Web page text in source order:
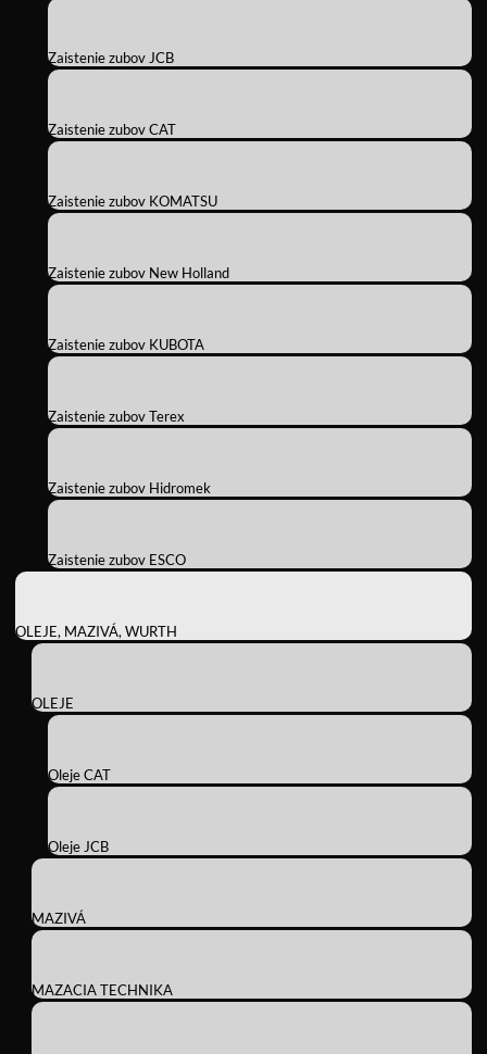
Zaistenie zubov JCB
Zaistenie zubov CAT
Zaistenie zubov KOMATSU
Zaistenie zubov New Holland
Zaistenie zubov KUBOTA
Zaistenie zubov Terex
Zaistenie zubov Hidromek
Zaistenie zubov ESCO
OLEJE, MAZIVÁ, WURTH
OLEJE
Oleje CAT
Oleje JCB
MAZIVÁ
MAZACIA TECHNIKA